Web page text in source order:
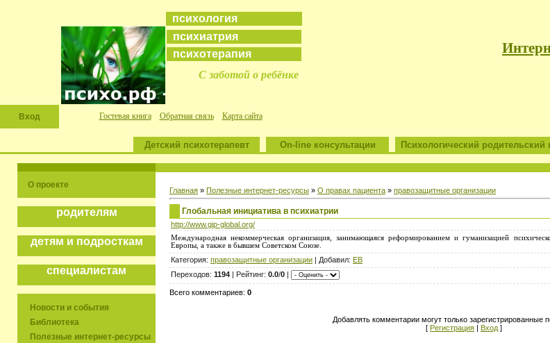
психология
психиатрия
психотерапия
С заботой о ребёнке
Вход Гостевая книга Обратная связь Карта сайта
Детский психотерапевт On-line консультации Психологический родительский
О проекте
родителям
детям и подросткам
специалистам
Новости и события
Библиотека
Полезные интернет-ресурсы
Главная » Полезные интернет-ресурсы » О правах пациента » правозащитные организации
Глобальная инициатива в психиатрии
http://www.gip-global.org/
Международная некоммерческая организация,занимающаяся реформированием и гуманизацией
Европы, а также в бывшем Советском Союзе.
Категория: правозащитные организации | Добавил: ЕВ
Переходов: 1194 | Рейтинг: 0.0/0 |
Всего комментариев: 0
Добавлять комментарии могут только зарегистрированные
[ Регистрация | Вход ]